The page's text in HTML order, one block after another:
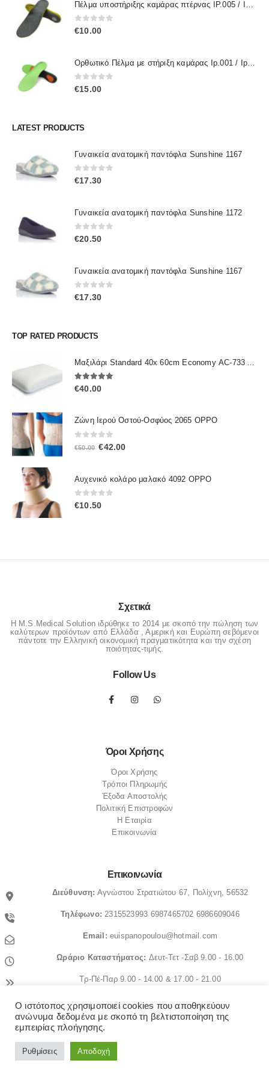
0out of 5
€10.00
0out of 5
€15.00
LATEST PRODUCTS
Γυναικεία ανατομική παντόφλα Sunshine 1167
0out of 5
€17.30
Γυναικεία ανατομική παντόφλα Sunshine 1172
0out of 5
€20.50
Γυναικεία ανατομική παντόφλα Sunshine 1167
0out of 5
€17.30
TOP RATED PRODUCTS
5.00out of 5
€40.00
Ζώνη Ιερού Οστού-Οσφύος 2065 OPPO
out of 5
€50.00 Original
€50.00.
€42.00Η
είναι:
Αυχενικό κολάρο μαλακό 4092 OPPO
0out of 5
€10.50
Σχετικά
Η M.S.Medical Solution ιδρύθηκε το 2014 με σκοπό την πώληση των
καλύτερων προϊόντων από Ελλάδα , Αμερική και Ευρώπη σεβόμενοι
πάντοτε την Ελληνική οικονομική πραγματικότητα και την σχέση
ποιότητας-τιμής.
Follow Us
Όροι Χρήσης
Όροι Χρήσης
Τρόποι Πληρωμής
Έξοδα Αποστολής
Πολιτική Επιστροφών
Η Εταιρία
Επικοινωνία
Επικοινωνία
Διεύθυνση: Αγνώστου Στρατιώτου 67, Πολίχνη, 56532
Τηλέφωνο: 2315523993 6987465702 6986609046
Email:euispanopoulou@hotmail.com
Ωράριο Καταστήματος: Δευτ-Τετ -Σαβ 9.00 - 16.00
Τρ-Πέ-Παρ 9.00 - 14.00 & 17.00 - 21.00
© OrthopedicaMS. 2022. All Rights Reserved
Ο ιστότοπος χρησιμοποιεί cookies που αποθηκεύουν
ανώνυμα δεδομένα με σκοπό τη βελτιστοποίηση της
εμπειρίας πλοήγησης.
Ρυθμίσεις Αποδοχή